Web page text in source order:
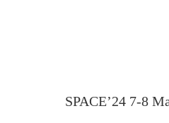
SPACE’24 7-8